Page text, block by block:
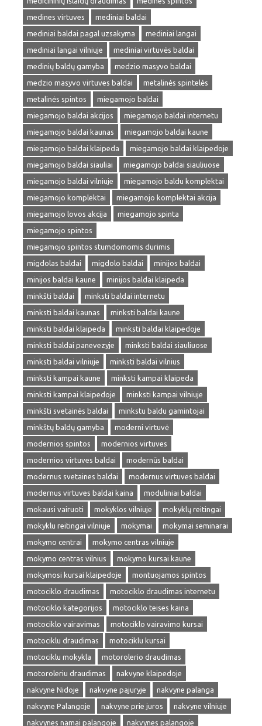
medines virtuves
mediniai baldai
mediniai baldai pagal uzsakyma
mediniai langai
mediniai langai vilniuje
mediniai virtuvės baldai
medinių baldų gamyba
medzio masyvo baldai
medzio masyvo virtuves baldai
metalinės spintelės
metalinės spintos
miegamojo baldai
miegamojo baldai akcijos
miegamojo baldai internetu
miegamojo baldai kaunas
miegamojo baldai kaune
miegamojo baldai klaipeda
miegamojo baldai klaipedoje
miegamojo baldai siauliai
miegamojo baldai siauliuose
miegamojo baldai vilniuje
miegamojo baldu komplektai
miegamojo komplektai
miegamojo komplektai akcija
miegamojo lovos akcija
miegamojo spinta
miegamojo spintos
miegamojo spintos stumdomomis durimis
migdolas baldai
migdolo baldai
minijos baldai
minijos baldai kaune
minijos baldai klaipeda
minkšti baldai
minksti baldai internetu
minksti baldai kaunas
minksti baldai kaune
minksti baldai klaipeda
minksti baldai klaipedoje
minksti baldai panevezyje
minksti baldai siauliuose
minksti baldai vilniuje
minksti baldai vilnius
minksti kampai kaune
minksti kampai klaipeda
minksti kampai klaipedoje
minksti kampai vilniuje
minkšti svetainės baldai
minkstu baldu gamintojai
minkštų baldų gamyba
moderni virtuvė
modernios spintos
modernios virtuves
modernios virtuves baldai
modernūs baldai
modernus svetaines baldai
modernus virtuves baldai
modernus virtuves baldai kaina
moduliniai baldai
mokausi vairuoti
mokyklos vilniuje
mokyklų reitingai
mokyklu reitingai vilniuje
mokymai
mokymai seminarai
mokymo centrai
mokymo centras vilniuje
mokymo centras vilnius
mokymo kursai kaune
mokymosi kursai klaipedoje
montuojamos spintos
motociklo draudimas
motociklo draudimas internetu
motociklo kategorijos
motociklo teises kaina
motociklo vairavimas
motociklo vairavimo kursai
motociklu draudimas
motociklu kursai
motociklu mokykla
motorolerio draudimas
motoroleriu draudimas
nakvyne klaipedoje
nakvyne Nidoje
nakvyne pajuryje
nakvyne palanga
nakvyne Palangoje
nakvyne prie juros
nakvyne vilniuje
nakvynes namai palangoje
nakvynes palangoje